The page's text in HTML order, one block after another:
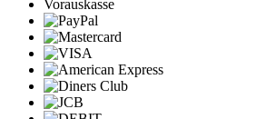
Vorauskasse